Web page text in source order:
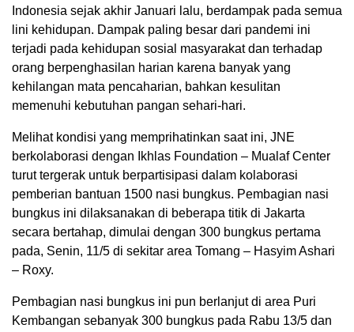
Indonesia sejak akhir Januari lalu, berdampak pada semua
lini kehidupan. Dampak paling besar dari pandemi ini
terjadi pada kehidupan sosial masyarakat dan terhadap
orang berpenghasilan harian karena banyak yang
kehilangan mata pencaharian, bahkan kesulitan
memenuhi kebutuhan pangan sehari-hari.
Melihat kondisi yang memprihatinkan saat ini, JNE
berkolaborasi dengan Ikhlas Foundation – Mualaf Center
turut tergerak untuk berpartisipasi dalam kolaborasi
pemberian bantuan 1500 nasi bungkus. Pembagian nasi
bungkus ini dilaksanakan di beberapa titik di Jakarta
secara bertahap, dimulai dengan 300 bungkus pertama
pada, Senin, 11/5 di sekitar area Tomang – Hasyim Ashari
– Roxy.
Pembagian nasi bungkus ini pun berlanjut di area Puri
Kembangan sebanyak 300 bungkus pada Rabu 13/5 dan